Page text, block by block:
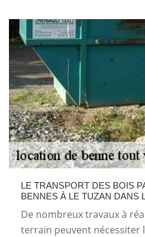
LE TRANSPORT DES BOIS
BENNES À LE TUZAN DANS
De nombreux travaux à
terrain peuvent nécessiter